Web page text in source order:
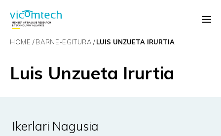
HOME BARNE-EGITURA LUIS UNZUETA IRURTIA
Luis Unzueta Irurtia
Ikerlari Nagusia